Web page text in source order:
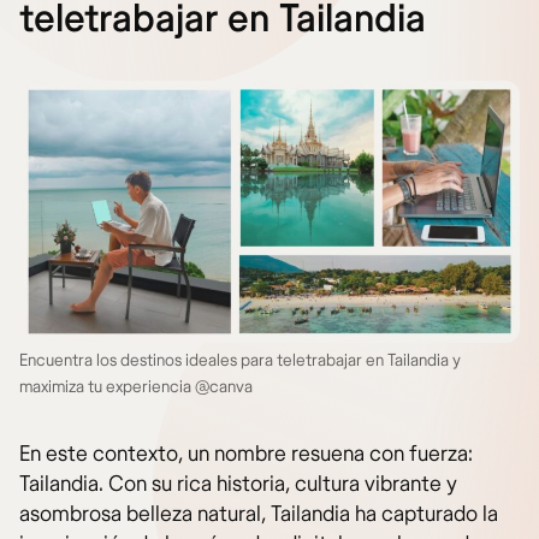
teletrabajar en Tailandia
Encuentra los destinos ideales para teletrabajar en Tailandia y
maximiza tu experiencia @canva
En este contexto, un nombre resuena con fuerza:
Tailandia. Con su rica historia, cultura vibrante y
asombrosa belleza natural, Tailandia ha capturado la